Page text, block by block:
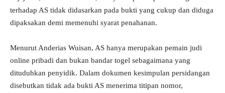
terhadap AS tidak didasarkan pada bukti yang cukup dan diduga
dipaksakan demi memenuhi syarat penahanan.
Menurut Anderias Wuisan, AS hanya merupakan pemain judi
online pribadi dan bukan bandar togel sebagaimana yang
dituduhkan penyidik. Dalam dokumen kesimpulan persidangan
disebutkan tidak ada bukti AS menerima titipan nomor,